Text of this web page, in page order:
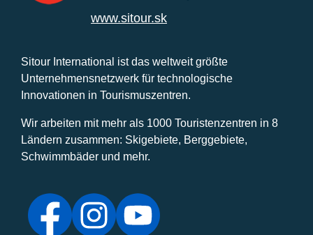
www.sitour.sk
Sitour International ist das weltweit größte
Unternehmensnetzwerk für technologische
Innovationen in Tourismuszentren.
Wir arbeiten mit mehr als 1000 Touristenzentren in 8
Ländern zusammen: Skigebiete, Berggebiete,
Schwimmbäder und mehr.